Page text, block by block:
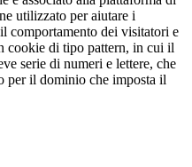
utilizzato per aiutare i
comportamento dei visitatori e
cookie di tipo pattern, in cui il
serie di numeri e lettere, che
per il dominio che imposta il